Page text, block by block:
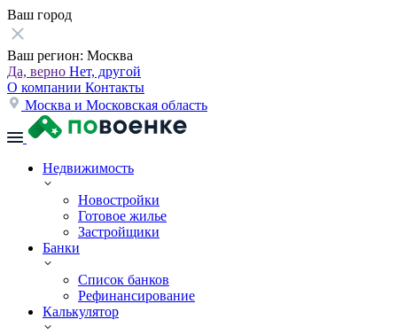
Ваш город
Ваш регион: Москва
Да, верно Нет, другой
О компании Контакты
Москва и Московская область
Недвижимость
Новостройки
Готовое жилье
Застройщики
Банки
Список банков
Рефинансирование
Калькулятор